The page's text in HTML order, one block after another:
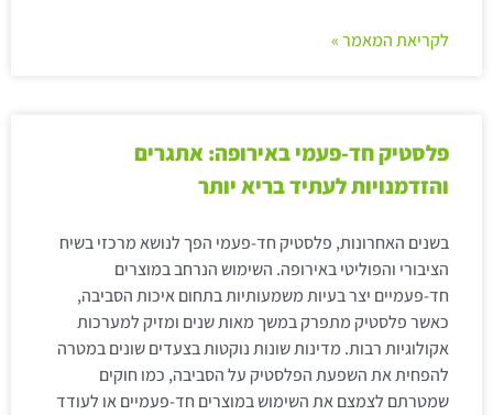
לקריאת המאמר »
פלסטיק חד-פעמי באירופה: אתגרים
והזדמנויות לעתיד בריא יותר
בשנים האחרונות, פלסטיק חד-פעמי הפך לנושא מרכזי בשיח
הציבורי והפוליטי באירופה. השימוש הנרחב במוצרים
חד-פעמיים יצר בעיות משמעותיות בתחום איכות הסביבה,
כאשר פלסטיק מתפרק במשך מאות שנים ומזיק למערכות
אקולוגיות רבות. מדינות שונות נוקטות בצעדים שונים במטרה
להפחית את השפעת הפלסטיק על הסביבה, כמו חוקים
שמטרתם לצמצם את השימוש במוצרים חד-פעמיים או לעודד